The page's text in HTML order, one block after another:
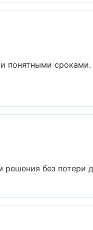
понятными
без потери